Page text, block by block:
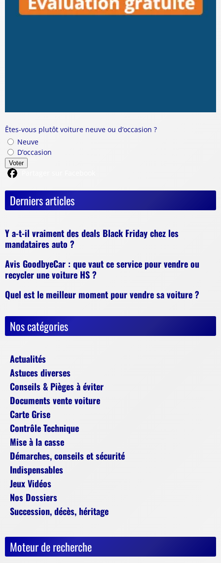
Êtes-vous plutôt voiture neuve ou d’occasion ?
Neuve
D’occasion
Voter
Derniers articles
Y a-t-il vraiment des deals Black Friday chez les
mandataires auto ?
Avis GoodbyeCar : que vaut ce service pour vendre ou
recycler une voiture HS ?
Quel est le meilleur moment pour vendre sa voiture ?
Nos catégories
Actualités
Astuces diverses
Conseils & Pièges à éviter
Documents vente voiture
Carte Grise
Contrôle Technique
Mise à la casse
Démarches, conseils et sécurité
Indispensables
Jeux Vidéos
Nos Dossiers
Succession, décès, héritage
Moteur de recherche